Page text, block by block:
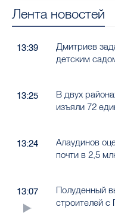
Лента новостей
13:39
Дмитриев
детским
13:25
В двух
изъяли 72
13:24
Алаудинов
почти в 2,5
13:07
Полуденный
строителей с